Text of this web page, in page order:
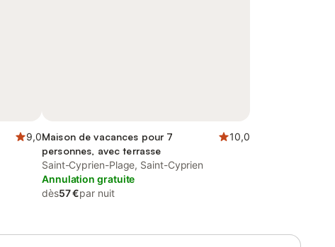
9,0Maison de vacances pour 7
personnes, avec terrasse
10,0
Saint-Cyprien-Plage, Saint-Cyprien
Annulation gratuite
dès57 €par nuit